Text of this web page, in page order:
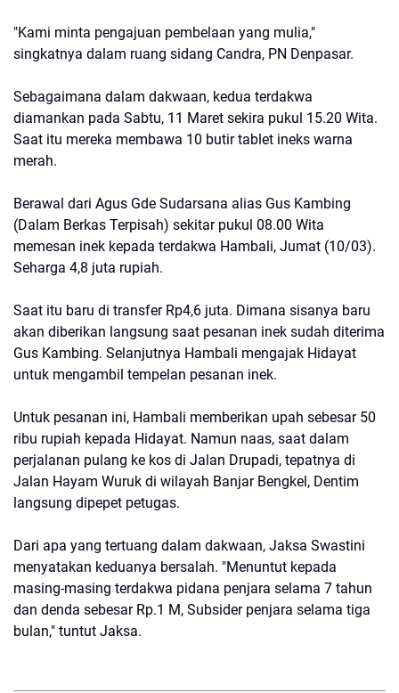
"Kami minta pengajuan pembelaan yang mulia,"
singkatnya dalam ruang sidang Candra, PN Denpasar.
Sebagaimana dalam dakwaan, kedua terdakwa
diamankan pada Sabtu, 11 Maret sekira pukul 15.20 Wita.
Saat itu mereka membawa 10 butir tablet ineks warna
merah.
Berawal dari Agus Gde Sudarsana alias Gus Kambing
(Dalam Berkas Terpisah) sekitar pukul 08.00 Wita
memesan inek kepada terdakwa Hambali, Jumat (10/03).
Seharga 4,8 juta rupiah.
Saat itu baru di transfer Rp4,6 juta. Dimana sisanya baru
akan diberikan langsung saat pesanan inek sudah diterima
Gus Kambing. Selanjutnya Hambali mengajak Hidayat
untuk mengambil tempelan pesanan inek.
Untuk pesanan ini, Hambali memberikan upah sebesar 50
ribu rupiah kepada Hidayat. Namun naas, saat dalam
perjalanan pulang ke kos di Jalan Drupadi, tepatnya di
Jalan Hayam Wuruk di wilayah Banjar Bengkel, Dentim
langsung dipepet petugas.
Dari apa yang tertuang dalam dakwaan, Jaksa Swastini
menyatakan keduanya bersalah. "Menuntut kepada
masing-masing terdakwa pidana penjara selama 7 tahun
dan denda sebesar Rp.1 M, Subsider penjara selama tiga
bulan," tuntut Jaksa.